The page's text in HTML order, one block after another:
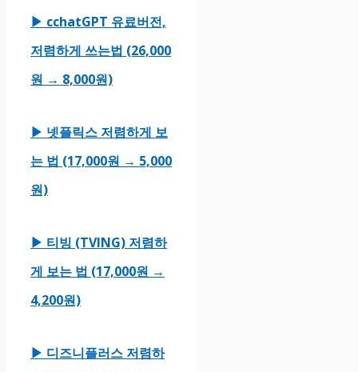
▶ cchatGPT 유료버전,
저렴하게 쓰는법 (26,000
원 → 8,000원)
▶ 넷플릭스 저렴하게 보
는 법 (17,000원 → 5,000
원)
▶ 티빙 (TVING) 저렴하
게 보는 법 (17,000원 →
4,200원)
▶ 디즈니플러스 저렴하